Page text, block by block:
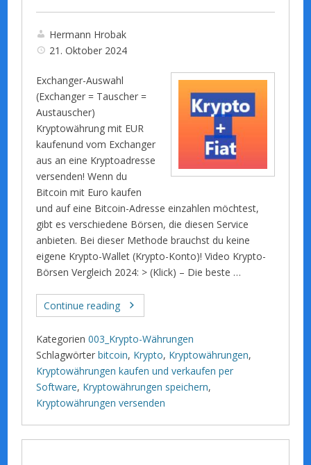
Hermann Hrobak
21. Oktober 2024
Exchanger-Auswahl
(Exchanger = Tauscher =
Austauscher)
Kryptowährung mit EUR
kaufenund vom Exchanger
aus an eine Kryptoadresse
versenden! Wenn du
Bitcoin mit Euro kaufen
und auf eine Bitcoin-Adresse einzahlen möchtest,
gibt es verschiedene Börsen, die diesen Service
anbieten. Bei dieser Methode brauchst du keine
eigene Krypto-Wallet (Krypto-Konto)! Video Krypto-
Börsen Vergleich 2024: > (Klick) – Die beste …
Continue reading
Kategorien 003_Krypto-Währungen
Schlagwörter bitcoin, Krypto, Kryptowährungen,
Kryptowährungen kaufen und verkaufen per
Software, Kryptowährungen speichern,
Kryptowährungen versenden